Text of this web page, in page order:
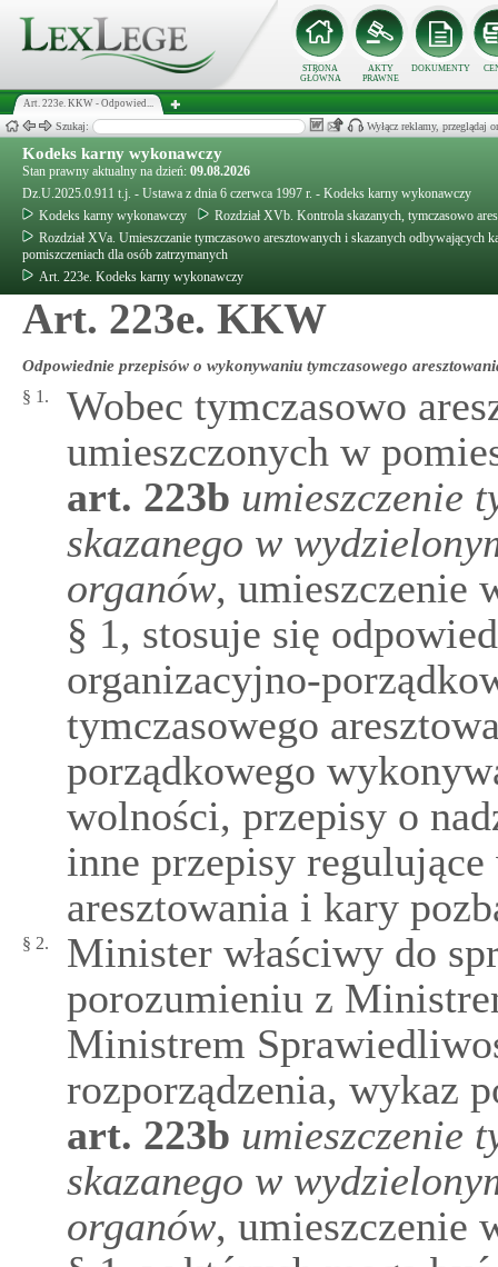
STRONA
GŁÓWNA
AKTY
PRAWNE
DOKUMENTY
Art. 223e. KKW - Odpowied...
Szukaj: Wyłącz reklamy, przeglądaj
Kodeks karny wykonawczy
Stan prawny aktualny na dzień: 09.08.2026
Dz.U.2025.0.911 t.j. - Ustawa z dnia 6 czerwca 1997 r. - Kodeks karny wykonawczy
Kodeks karny wykonawczy
Rozdział XVb. Kontrola skazanych, tymczasowo
Rozdział XVa. Umieszczanie tymczasowo aresztowanych i skazanych
pomiszczeniach dla osób zatrzymanych
Art. 223e. Kodeks karny wykonawczy
Art. 223e. KKW
Odpowiednie przepisów o wykonywaniu tymczasowego
§ 1.
Wobec tymczasowo
umieszczonych w
art. 223b umieszczenie
skazanego w
organów, umieszczenie
§ 1, stosuje się
organizacyjno-
tymczasowego
porządkowego
wolności, przepisy o
inne przepisy
aresztowania i kary
§ 2.
Minister właściwy do
porozumieniu z
Ministrem
rozporządzenia, wykaz
art. 223b umieszczenie
skazanego w
organów, umieszczenie